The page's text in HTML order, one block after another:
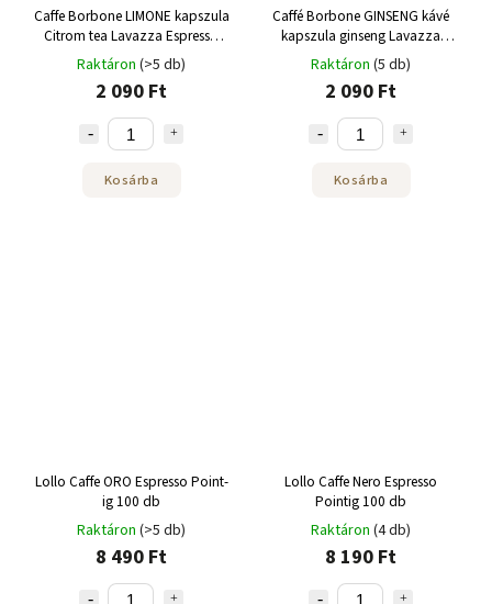
Caffe Borbone LIMONE kapszula
Citrom tea Lavazza Espresso
Pointhoz 25 db
Raktáron (>5 db)
2 090 Ft
Kosárba
Caffé Borbone GINSENG kávé
kapszula ginseng Lavazza
Espresso Pointhoz 25 db
Raktáron (5 db)
2 090 Ft
Kosárba
Lollo Caffe ORO Espresso Point-
ig 100 db
Raktáron (>5 db)
8 490 Ft
Lollo Caffe Nero Espresso
Pointig 100 db
Raktáron (4 db)
8 190 Ft